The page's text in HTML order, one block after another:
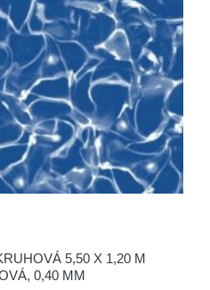
5,50 X 1,20 M
0,40 MM